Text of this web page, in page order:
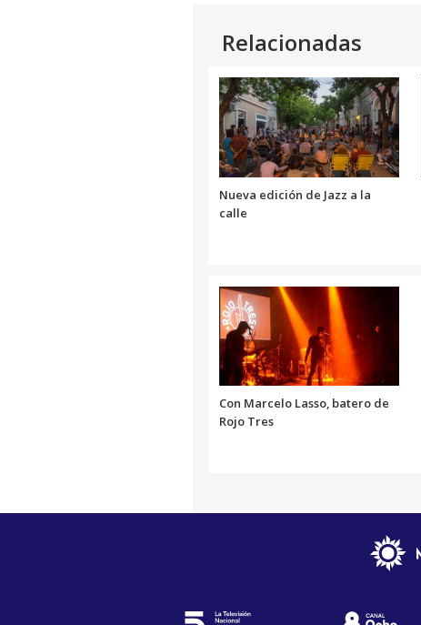
Relacionadas
Nueva edición de Jazz a la
calle
Con Marcelo Lasso, batero de
Rojo Tres